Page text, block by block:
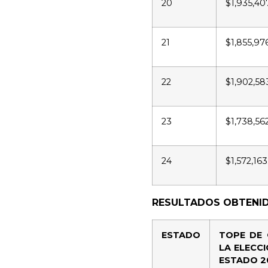
20
21
22
23
24
RESULTADOS
ESTADO
TOPE DE
LA
ESTADO